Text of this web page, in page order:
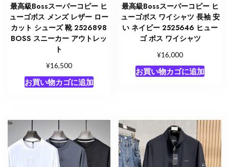
最高級Bossスーパーコピー ヒ
ューゴボス メンズ レザー ロー
カット シューズ 靴 2526898
BOSS スニーカー アウトレッ
ト
¥16,500
お買い物カゴに追加
最高級Bossスーパーコピー ヒ
ューゴボス ワイシャツ 長袖 安
い ネイビー 2525646 ヒュー
ゴ ボス ワイシャツ
¥16,000
お買い物カゴに追加